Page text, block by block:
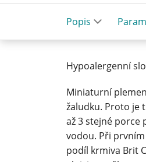
Popis
Hypoalergenní
Miniaturní
žaludku. Proto je
až 3 stejné porce
vodou. Při
podíl krmiva Brit